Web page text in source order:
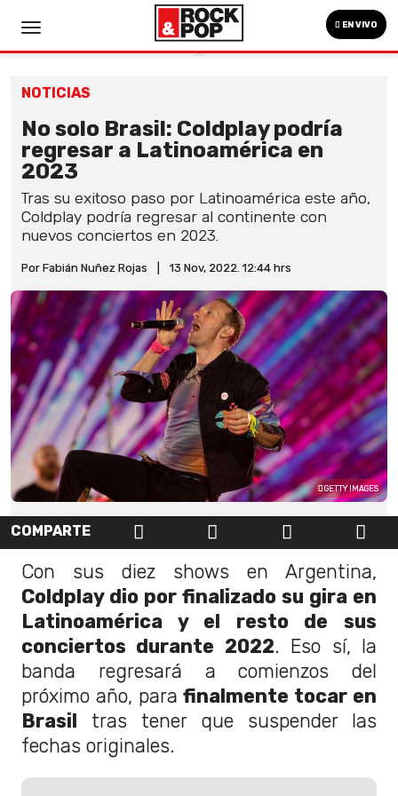
EN VIVO
NOTICIAS
No solo Brasil: Coldplay podría
regresar a Latinoamérica en
2023
Tras su exitoso paso por Latinoamérica este año,
Coldplay podría regresar al continente con
nuevos conciertos en 2023.
Por Fabián Nuñez Rojas 13 Nov, 2022. 12:44 hrs
GETTY IMAGES
COMPARTE
Con sus diez shows en Argentina,
Coldplay dio por finalizado su gira en
Latinoamérica y el resto de sus
conciertos durante 2022. Eso sí, la
banda regresará a comienzos del
próximo año, parafinalmente tocar en
Brasil tras tener que suspender las
fechas originales.